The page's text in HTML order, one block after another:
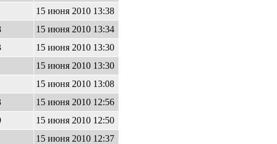
15 июня 2010 13:38
15 июня 2010 13:34
15 июня 2010 13:30
15 июня 2010 13:30
15 июня 2010 13:08
15 июня 2010 12:56
15 июня 2010 12:50
15 июня 2010 12:37